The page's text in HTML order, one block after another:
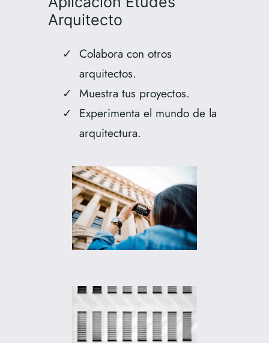
Arquitecto
Colabora con otros
arquitectos.
Muestra tus proyectos.
Experimenta el mundo de la
arquitectura.